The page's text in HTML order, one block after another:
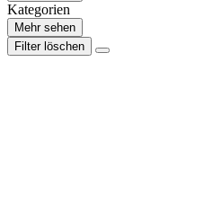
Kategorien
Mehr sehen
Filter löschen